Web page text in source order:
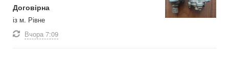
Договірна
із м. Рівне
Вчора 7:09